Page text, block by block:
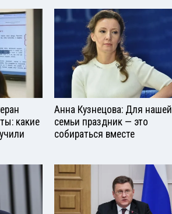
какие
Анна Кузнецова: Для нашей
семьи праздник — это
собираться вместе